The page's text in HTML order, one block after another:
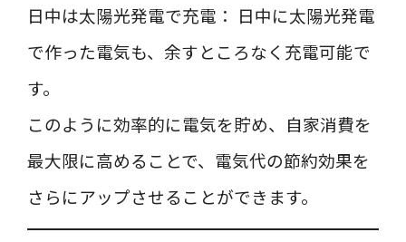
日中は太陽光発電で充電： 日中に太陽光発電
で作った電気も、余すところなく充電可能で
す。
このように効率的に電気を貯め、自家消費を
最大限に高めることで、電気代の節約効果を
さらにアップさせることができます。